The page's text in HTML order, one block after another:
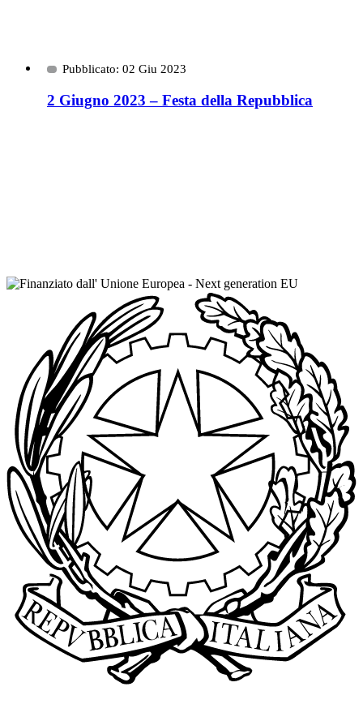
Pubblicato: 02 Giu 2023
2 Giugno 2023 – Festa della Repubblica